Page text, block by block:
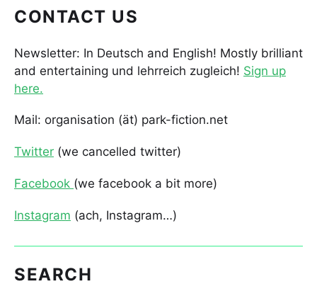
CONTACT US
Newsletter: In Deutsch and English! Mostly brilliant
and entertaining und lehrreich zugleich! Sign up
here.
Mail: organisation (ät) park-fiction.net
Twitter (we cancelled twitter)
Facebook (we facebook a bit more)
Instagram (ach, Instagram…)
SEARCH